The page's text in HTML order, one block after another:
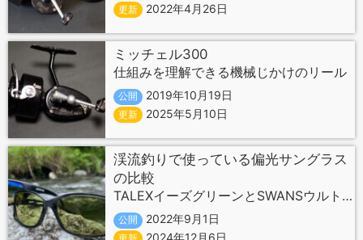
更新 2022年4月26日
ミッチェル300
仕組みを理解できる機械じかけのリール
公開 2019年10月19日
更新 2025年5月10日
渓流釣りで使っている偏光サングラス
の比較
TALEXイーズグリーンとSWANSウルトラライトグリーン
公開 2022年9月1日
2024年12月6日